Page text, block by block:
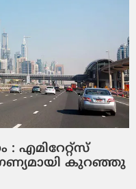
എമിറേറ്റ്സ്
കുറഞ്ഞു